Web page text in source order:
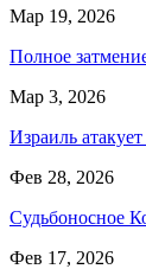
Мар 19, 2026
Полное
Мар 3, 2026
Израиль
Фев 28, 2026
Судьбоносное
Фев 17, 2026